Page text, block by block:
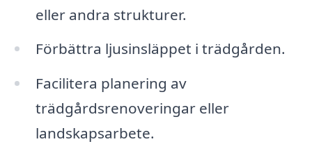
eller andra strukturer.
Förbättra ljusinsläppet i trädgården.
Facilitera planering av
trädgårdsrenoveringar eller
landskapsarbete.